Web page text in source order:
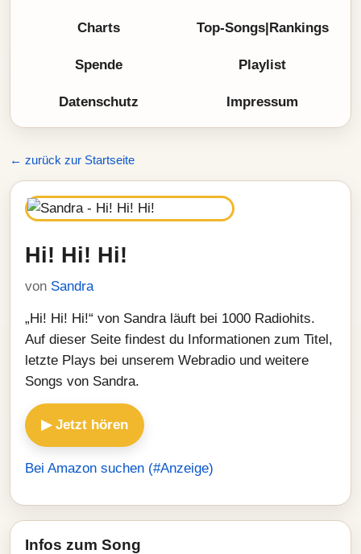
Charts Top-Songs|Rankings
Spende Playlist
Datenschutz Impressum
← zurück zur Startseite
Hi! Hi! Hi!
von Sandra
„Hi! Hi! Hi!“ von Sandra läuft bei 1000 Radiohits.
Auf dieser Seite findest du Informationen zum Titel,
letzte Plays bei unserem Webradio und weitere
Songs von Sandra.
▶ Jetzt hören
Bei Amazon suchen (#Anzeige)
Infos zum Song